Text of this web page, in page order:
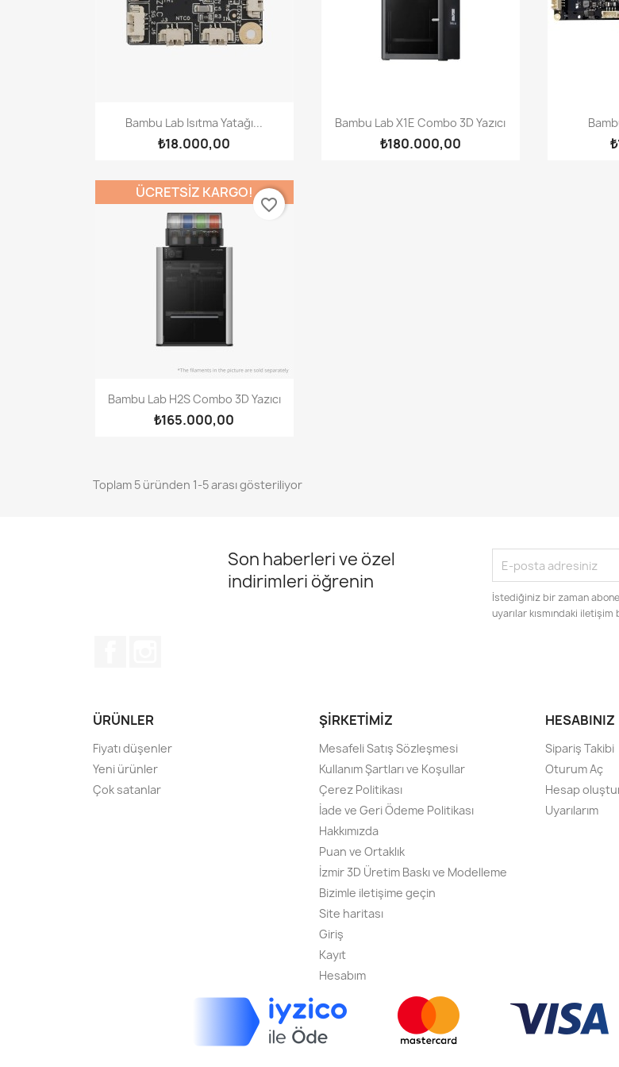
Hızlı Görünüm
Bambu Lab Isıtma Yatağı...
₺18.000,00
Hızlı Görünüm
Bambu Lab X1E Combo 3D Yazıcı
₺180.000,00

Hızlı Görünüm
Bambu Lab H2S Combo 3D Yazıcı
₺165.000,00
ÜCRETSIZ KARGO!
favorite_border
Toplam 5 üründen 1-5 arası gösteriliyor
Son haberleri ve özel
indirimleri öğrenin
İstediğiniz bir zaman
uyarılar kısmındaki
ÜRÜNLER
Fiyatı düşenler
Yeni ürünler
Çok satanlar
ŞIRKETIMIZ
Mesafeli Satış Sözleşmesi
Kullanım Şartları ve Koşullar
Çerez Politikası
İade ve Geri Ödeme Politikası
Hakkımızda
Puan ve Ortaklık
İzmir 3D Üretim Baskı ve Modelleme
Bizimle iletişime geçin
Site haritası
Giriş
Kayıt
Hesabım
HESABINIZ
Sipariş Takibi
Oturum Aç
Hesap
Uyarılarım